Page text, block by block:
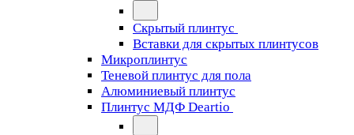
Скрытый плинтус
Вставки для скрытых плинтусов
Микроплинтус
Теневой плинтус для пола
Алюминиевый плинтус
Плинтус МДФ Deartio